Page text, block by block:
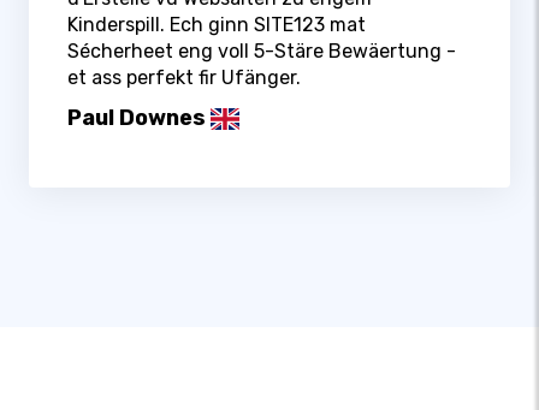
Kinderspill. Ech ginn SITE123 mat
Sécherheet eng voll 5-Stäre Bewäertung -
et ass perfekt fir Ufänger.
Paul Downes